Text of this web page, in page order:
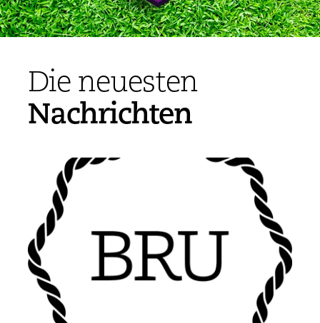
Die neuesten
Nachrichten